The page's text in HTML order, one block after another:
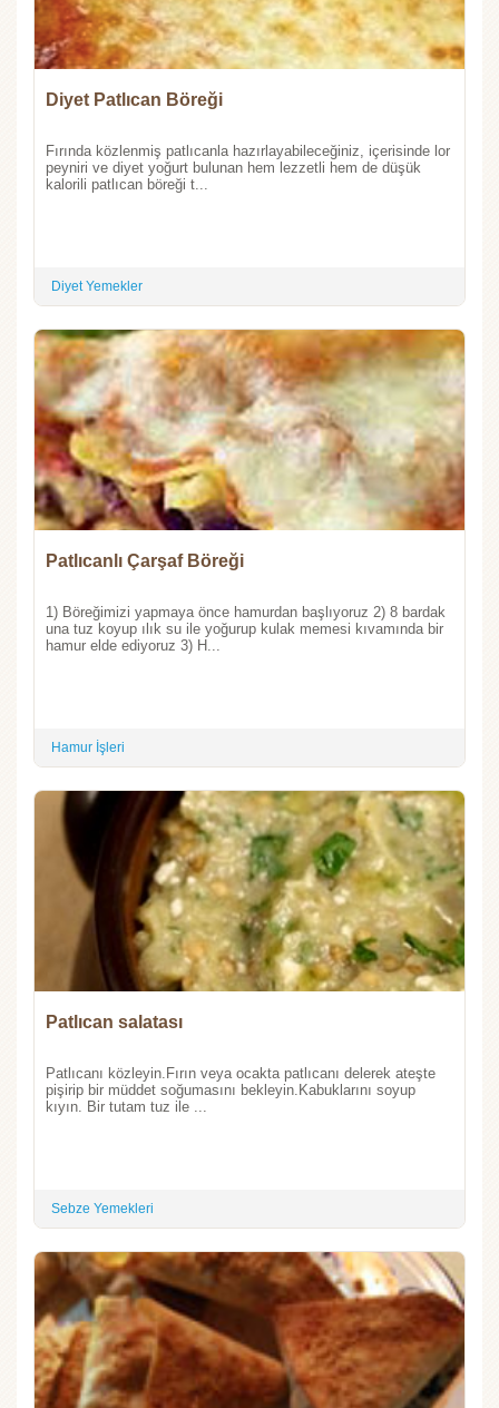
Diyet Patlıcan Böreği
Fırında közlenmiş patlıcanla hazırlayabileceğiniz, içerisinde lor
peyniri ve diyet yoğurt bulunan hem lezzetli hem de düşük
kalorili patlıcan böreği t...
Diyet Yemekler
Patlıcanlı Çarşaf Böreği
1) Böreğimizi yapmaya önce hamurdan başlıyoruz 2) 8 bardak
una tuz koyup ılık su ile yoğurup kulak memesi kıvamında bir
hamur elde ediyoruz 3) H...
Hamur İşleri
Patlıcan salatası
Patlıcanı közleyin.Fırın veya ocakta patlıcanı delerek ateşte
pişirip bir müddet soğumasını bekleyin.Kabuklarını soyup
kıyın. Bir tutam tuz ile ...
Sebze Yemekleri